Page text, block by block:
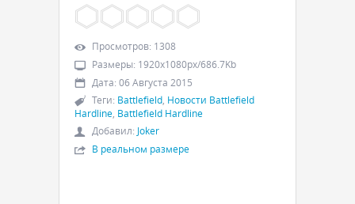
Просмотров: 1308
Размеры: 1920x1080px/686.7Kb
Дата: 06 Августа 2015
Теги: Battlefield, Новости Battlefield
Hardline, Battlefield Hardline
Добавил: Joker
В реальном размере